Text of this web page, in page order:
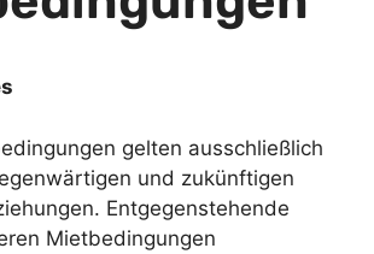
gelten ausschließlich
und zukünftigen
Entgegenstehende
Mietbedingungen